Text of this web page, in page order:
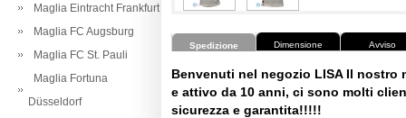
Maglia Eintracht Frankfurt
Maglia FC Augsburg
Maglia FC St. Pauli
Maglia Fortuna
Düsseldorf
Spedizione Dimensione Avviso
Benvenuti nel negozio LISA Il nostro
e attivo da 10 anni, ci sono molti
sicurezza e garantita!!!!!